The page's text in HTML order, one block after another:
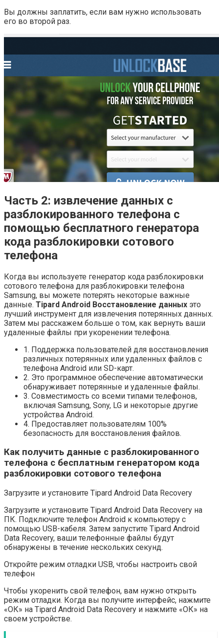
Вы должны заплатить, если вам нужно использовать
его во второй раз.
Часть 2: извлечение данных с
разблокированного телефона с
помощью бесплатного генератора
кода разблокировки сотового
телефона
Когда вы используете генератор кода разблокировки
сотового телефона для разблокировки телефона
Samsung, вы можете потерять некоторые важные
данные. Tipard Android Восстановление данных это
лучший инструмент для извлечения потерянных данных.
Затем мы расскажем больше о том, как вернуть ваши
удаленные файлы при укоренении телефона.
1. Поддержка пользователей для восстановления
различных потерянных или удаленных файлов с
телефона Android или SD-карт.
2. Это программное обеспечение автоматически
обнаруживает потерянные и удаленные файлы.
3. Совместимость со всеми типами телефонов,
включая Samsung, Sony, LG и некоторые другие
устройства Android.
4. Предоставляет пользователям 100%
безопасность для восстановления файлов.
Как получить данные с разблокированного
телефона с бесплатным генератором кода
разблокировки сотового телефона
Загрузите и установите Tipard Android Data Recovery
Загрузите и установите Tipard Android Data Recovery на
ПК. Подключите телефон Android к компьютеру с
помощью USB-кабеля. Затем запустите Tipard Android
Data Recovery, ваши телефонные файлы будут
обнаружены в течение нескольких секунд.
Откройте режим отладки USB, чтобы настроить свой
телефон
Чтобы укоренить свой телефон, вам нужно открыть
режим отладки. Когда вы получите интерфейс, нажмите
«ОК» на Tipard Android Data Recovery и нажмите «ОК» на
своем устройстве.